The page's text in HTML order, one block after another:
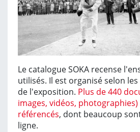
Le catalogue SOKA recense
utilisés. Il est organisé selon
de l'exposition. Plus de 440
images, vidéos,
référencés, dont beaucoup
ligne.